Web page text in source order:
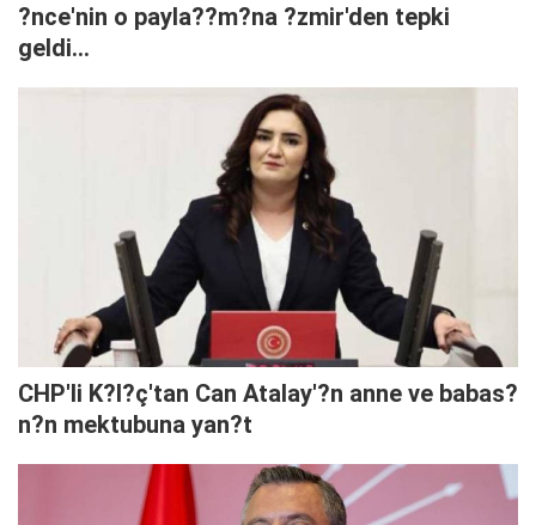
?nce'nin o payla??m?na ?zmir'den tepki
geldi...
CHP'li K?l?ç'tan Can Atalay'?n anne ve babas?
n?n mektubuna yan?t